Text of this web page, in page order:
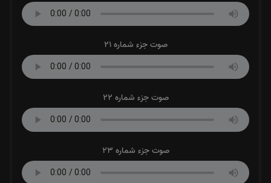
صوت جزء شماره 21
صوت جزء شماره 22
صوت جزء شماره 23